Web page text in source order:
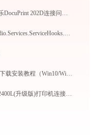
(2026最新) 富士施乐DocuPrint 202D连接问题解决方法 - 金山毒霸
Microsoft.VisualStudio.Services.ServiceHooks.Server.dll下载
TS8180打印机驱动下载安装教程（Win10/Win11兼容）
(2026最新) 联想LJ2400L(升级版)打印机连接问题解决方法 -金山毒霸